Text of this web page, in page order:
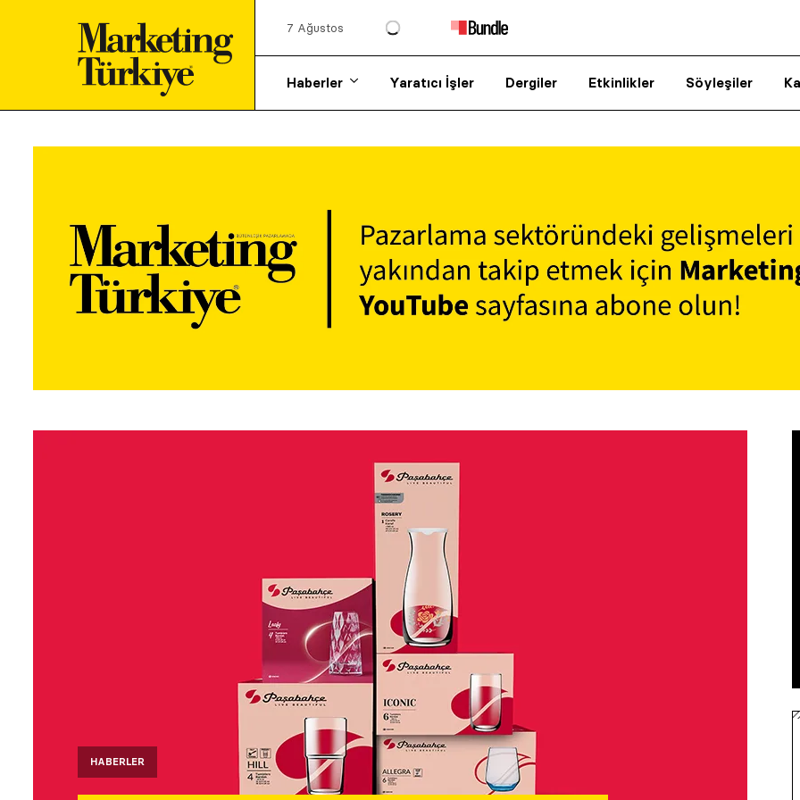
7 Ağustos
Haberler Yaratıcı İşler Dergiler Etkinlikler Söyleşiler
HABERLER